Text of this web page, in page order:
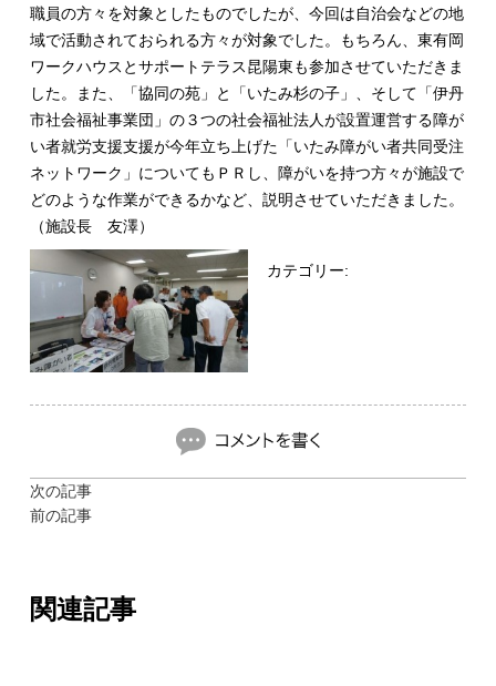
職員の方々を対象としたものでしたが、今回は自治会などの地
域で活動されておられる方々が対象でした。もちろん、東有岡
ワークハウスとサポートテラス昆陽東も参加させていただきま
した。また、「協同の苑」と「いたみ杉の子」、そして「伊丹
市社会福祉事業団」の３つの社会福祉法人が設置運営する障が
い者就労支援支援が今年立ち上げた「いたみ障がい者共同受注
ネットワーク」についてもＰＲし、障がいを持つ方々が施設で
どのような作業ができるかなど、説明させていただきました。
（施設長 友澤）
カテゴリー:
次の記事
前の記事
関連記事